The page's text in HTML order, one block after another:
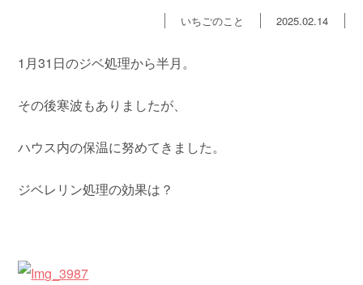
いちごのこと 2025.02.14
1月31日のジベ処理から半月。
その後寒波もありましたが、
ハウス内の保温に努めてきました。
ジベレリン処理の効果は？